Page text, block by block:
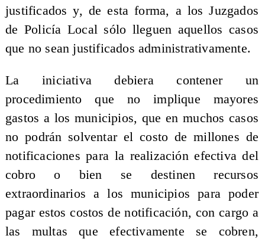
justificados y, de esta forma, a los Juzgados
de Policía Local sólo lleguen aquellos casos
que no sean justificados administrativamente.
La iniciativa debiera contener un
procedimiento que no implique mayores
gastos a los municipios, que en muchos casos
no podrán solventar el costo de millones de
notificaciones para la realización efectiva del
cobro o bien se destinen recursos
extraordinarios a los municipios para poder
pagar estos costos de notificación, con cargo a
las multas que efectivamente se cobren,